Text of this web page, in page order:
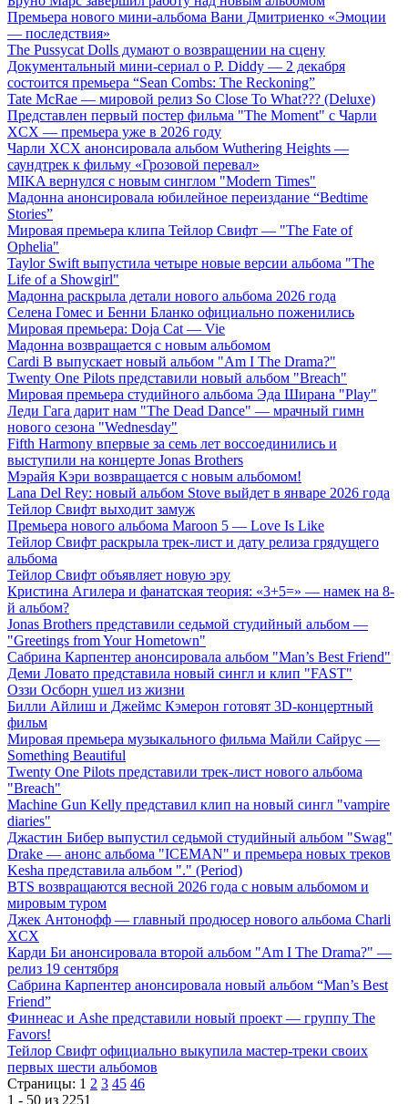
Премьера нового мини-альбома Вани Дмитриенко «Эмоции
— последствия»
The Pussycat Dolls думают о возвращении на сцену
Документальный мини-сериал о P. Diddy — 2 декабря
состоится премьера “Sean Combs: The Reckoning”
Tate McRae — мировой релиз So Close To What??? (Deluxe)
Представлен первый постер фильма "The Moment" с Чарли
XCX — премьера уже в 2026 году
Чарли XCX анонсировала альбом Wuthering Heights —
саундтрек к фильму «Грозовой перевал»
MIKA вернулся с новым синглом "Modern Times"
Мадонна анонсировала юбилейное переиздание “Bedtime
Stories”
Мировая премьера клипа Тейлор Свифт — "The Fate of
Ophelia"
Taylor Swift выпустила четыре новые версии альбома "The
Life of a Showgirl"
Мадонна раскрыла детали нового альбома 2026 года
Селена Гомес и Бенни Бланко официально поженились
Мировая премьера: Doja Cat — Vie
Мадонна возвращается с новым альбомом
Cardi B выпускает новый альбом "Am I The Drama?"
Twenty One Pilots представили новый альбом "Breach"
Мировая премьера студийного альбома Эда Ширана "Play"
Леди Гага дарит нам "The Dead Dance" — мрачный гимн
нового сезона "Wednesday"
Fifth Harmony впервые за семь лет воссоединились и
выступили на концерте Jonas Brothers
Мэрайя Кэри возвращается с новым альбомом!
Lana Del Rey: новый альбом Stove выйдет в январе 2026 года
Тейлор Свифт выходит замуж
Премьера нового альбома Maroon 5 — Love Is Like
Тейлор Свифт раскрыла трек-лист и дату релиза грядущего
альбома
Тейлор Свифт объявляет новую эру
Кристина Агилера и фанатская теория: «3+5=» — намек на 8-
й альбом?
Jonas Brothers представили седьмой студийный альбом —
"Greetings from Your Hometown"
Сабрина Карпентер анонсировала альбом "Man’s Best Friend"
Деми Ловато представила новый сингл и клип "FAST"
Оззи Осборн ушел из жизни
Билли Айлиш и Джеймс Кэмерон готовят 3D-концертный
фильм
Мировая премьера музыкального фильма Майли Сайрус —
Something Beautiful
Twenty One Pilots представили трек-лист нового альбома
"Breach"
Machine Gun Kelly представил клип на новый сингл "vampire
diaries"
Джастин Бибер выпустил седьмой студийный альбом "Swag"
Drake — анонс альбома "ICEMAN" и премьера новых треков
Kesha представила альбом "." (Period)
BTS возвращаются весной 2026 года с новым альбомом и
мировым туром
Джек Антонофф — главный продюсер нового альбома Charli
XCX
Карди Би анонсировала второй альбом "Am I The Drama?" —
релиз 19 сентября
Сабрина Карпентер анонсировала новый альбом “Man’s Best
Friend”
Финнеас и Ashe представили новый проект — группу The
Favors!
Тейлор Свифт официально выкупила мастер-треки своих
первых шести альбомов
Страницы: 1 2 3 45 46
1 - 50 из 2251